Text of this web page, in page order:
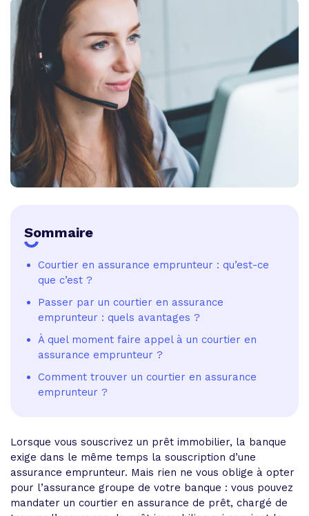
Sommaire
Courtier en assurance emprunteur : qu’est-ce
que c’est ?
Passer par un courtier en assurance
emprunteur : quels avantages ?
À quel moment faire appel à un courtier en
assurance emprunteur ?
Comment trouver un courtier en assurance
emprunteur ?
Lorsque vous souscrivez un prêt immobilier, la banque
exige dans le même temps la souscription d’une
assurance emprunteur. Mais rien ne vous oblige à opter
pour l’assurance groupe de votre banque : vous pouvez
mandater un courtier en assurance de prêt, chargé de